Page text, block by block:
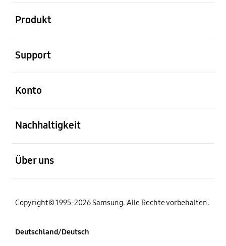
Produkt
Support
Konto
Nachhaltigkeit
Über uns
Copyright© 1995-2026 Samsung. Alle Rechte vorbehalten.
Deutschland/Deutsch